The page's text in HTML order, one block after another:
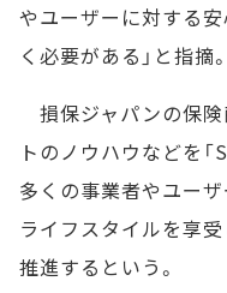
やユーザーに対する
く必要がある」と指摘。
損保ジャパンの保
トのノウハウなどを「
多くの事業者やユー
ライフスタイルを享
推進するという。